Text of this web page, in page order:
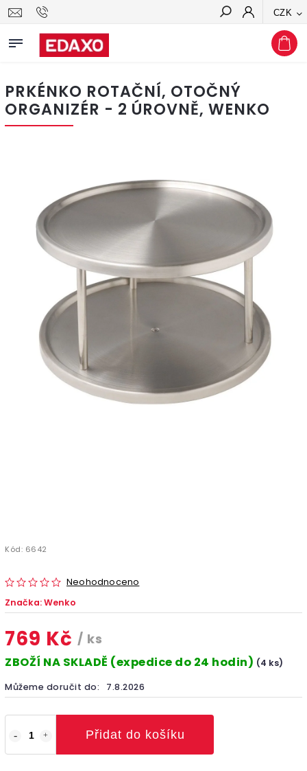
CZK
Hledat
PRKÉNKO ROTAČNÍ, OTOČNÝ
ORGANIZÉR - 2 ÚROVNĚ, WENKO
Kód: 6642
Neohodnoceno
Značka:Wenko
769 Kč / ks
ZBOŽÍ NA SKLADĚ (expedice do 24 hodin) (4 ks)
Můžeme doručit do: 7.8.2026
Přidat do košíku